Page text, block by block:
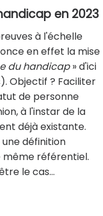
en 2023
à l'échelle
en effet la mise
du handicap» d'ici
Objectif ? Faciliter
de personne
à l'instar de la
déjà existante.
définition
même référentiel.
le cas…